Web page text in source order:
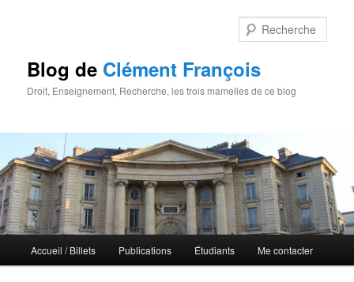
Blog de Clément François
Droit, Enseignement, Recherche, les trois mamelles de ce blog
Aller au contenu principal
Aller au contenu secondaire
Accueil / Billets Publications Étudiants Me contacter